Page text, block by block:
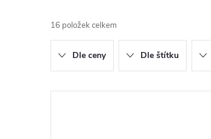
a
z
e
n
16 položek celkem
Dle ceny Dle štítku